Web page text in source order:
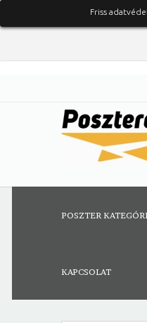
POSZTER
KAPCSOLAT
Friss